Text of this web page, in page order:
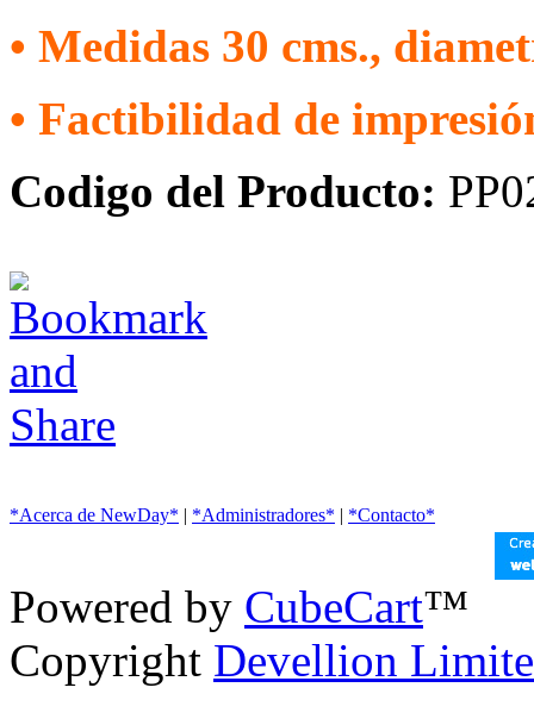
• Medidas 30 cms.,
• Factibilidad de
Codigo del Producto:
*Acerca de NewDay* | *Administradores* | *Contacto*
Powered by CubeCart™
Copyright Devellion